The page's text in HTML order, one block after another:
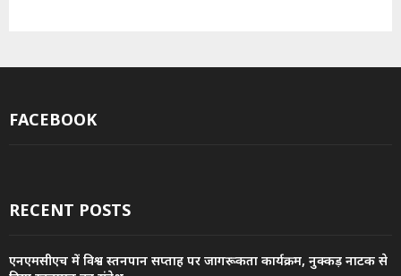
FACEBOOK
RECENT POSTS
एनएमसीएच में विश्व स्तनपान सप्ताह पर जागरूकता कार्यक्रम, नुक्कड़ नाटक से